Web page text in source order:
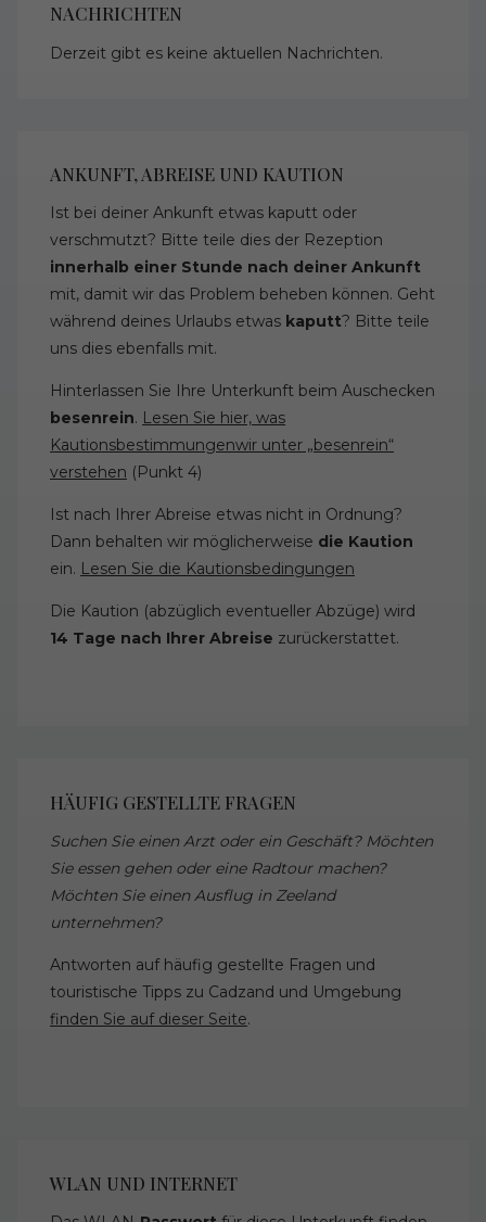
NACHRICHTEN
Derzeit gibt es keine aktuellen Nachrichten.
ANKUNFT, ABREISE UND KAUTION
Ist bei deiner Ankunft etwas kaputt oder
verschmutzt? Bitte teile dies der Rezeption
innerhalb einer Stunde nach deiner Ankunft
mit, damit wir das Problem beheben können. Geht
während deines Urlaubs etwas kaputt? Bitte teile
uns dies ebenfalls mit.
Hinterlassen Sie Ihre Unterkunft beim Auschecken
besenrein. Lesen Sie hier, was
Kautionsbestimmungenwir unter „besenrein“
verstehen (Punkt 4)
Ist nach Ihrer Abreise etwas nicht in Ordnung?
Dann behalten wir möglicherweise die Kaution
ein. Lesen Sie die Kautionsbedingungen
Die Kaution (abzüglich eventueller Abzüge) wird
14 Tage nach Ihrer Abreise zurückerstattet.
HÄUFIG GESTELLTE FRAGEN
Suchen Sie einen Arzt oder ein Geschäft? Möchten
Sie essen gehen oder eine Radtour machen?
Möchten Sie einen Ausflug in Zeeland
unternehmen?
Antworten auf häufig gestellte Fragen und
touristische Tipps zu Cadzand und Umgebung
finden Sie auf dieser Seite.
WLAN UND INTERNET